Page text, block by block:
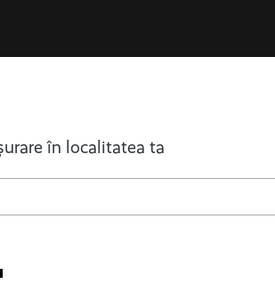
în localitatea ta